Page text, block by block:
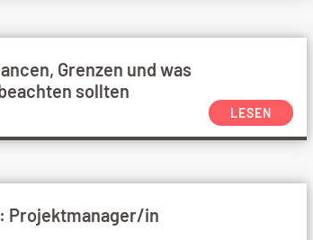
Grenzen und was
sollten
LESEN
Projektmanager/in